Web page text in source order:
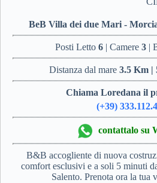
BeB Villa dei due Mari -
Posti Letto 6| Camere 3|
Distanza dal mare 3.5 Km |
Chiama Loredana il
(+39)
contattalo su
B&B accogliente di nuova
comfort esclusivi e a soli 5 minuti
Salento. Prenota ora la tua